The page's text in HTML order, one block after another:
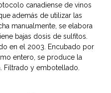
canadiense de vinos
además de utilizar las
manualmente, se elabora
bajas dosis de sulfitos.
en el 2003. Encubado por
entero, se produce la
Filtrado y embotellado.